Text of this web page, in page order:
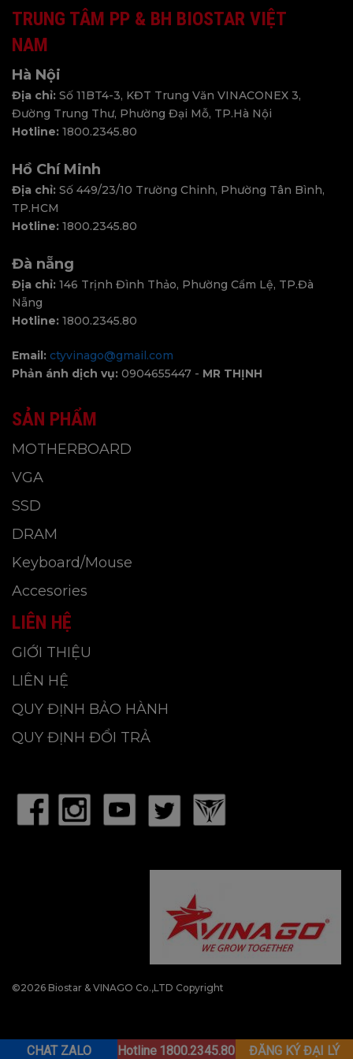
CHỐT KHE M2
GIỚI THIỆU VỀ BIOSTAR
BIOSTAR là một thương hiệu chuyên nghiệp dành
riêng cho việc sản xuất bo mạch chủ, card đồ họa,
và các giải pháp năng lượng xanh. Kể từ khi thành
lập vào năm 1986, BIOSTAR đã trở thành một nhà
cung cấp lớn trong ngành công nghiệp Công nghệ
Thông tin. Để theo đuổi chất lượng tốt nhất và
vào thiết kế ID, tiếp thị toàn cầu cũng như Nghiên
sự đổi mới, BIOSTAR luôn tìm kiếm vượt ra ngoài
BIOSTAR tại Việt Nam
VỤ MỚI RỒNG VIỆT
Q.Nam Từ Liêm
Hotline: 1800.2345.80
Châu
TRUNG TÂM PP & BH BIOSTAR VIỆT
NAM
Hà Nội
Địa chỉ: Số 11BT4-3, KĐT Trung Văn VINACONEX 3,
Đường Trung Thư, Phường Đại Mỗ, TP.Hà Nội
Hotline: 1800.2345.80
Hồ Chí Minh
Địa chỉ: Số 449/23/10 Trường Chinh, Phường Tân Bình,
TP.HCM
Hotline: 1800.2345.80
Đà nẵng
Địa chỉ: 146 Trịnh Đình Thảo, Phường Cẩm Lệ, TP.Đà
Nẵng
Hotline: 1800.2345.80
Email: ctyvinago@gmail.com
Phản ánh dịch vụ: 0904655447 - MR THỊNH
SẢN PHẨM
MOTHERBOARD
VGA
SSD
DRAM
Keyboard/Mouse
Accesories
LIÊN HỆ
GIỚI THIỆU
LIÊN HỆ
QUY ĐỊNH BẢO HÀNH
QUY ĐỊNH ĐỔI TRẢ
©2026 Biostar & VINAGO Co.,LTD Copyright
CHAT ZALO Hotline 1800.2345.80 ĐĂNG KÝ ĐẠI LÝ